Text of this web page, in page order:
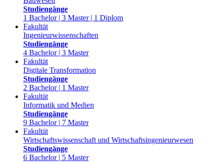
Studiengänge
1 Bachelor | 3 Master | 1 Diplom
Fakultät
Ingenieurwissenschaften
Studiengänge
4 Bachelor | 3 Master
Fakultät
Digitale Transformation
Studiengänge
2 Bachelor | 1 Master
Fakultät
Informatik und Medien
Studiengänge
9 Bachelor | 7 Master
Fakultät
Wirtschaftswissenschaft und Wirtschaftsingenieurwesen
Studiengänge
6 Bachelor | 5 Master